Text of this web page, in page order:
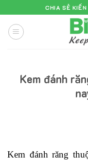
to
content
CHIA SẺ
Kem đánh
Kem đánh răng